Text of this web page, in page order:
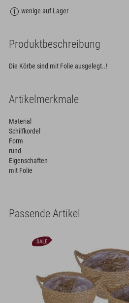
wenige auf Lager
Produktbeschreibung
Die Körbe sind mit Folie ausgelegt..!
Artikelmerkmale
Material
Schilfkordel
Form
rund
Eigenschaften
mit Folie
Passende Artikel
SALE